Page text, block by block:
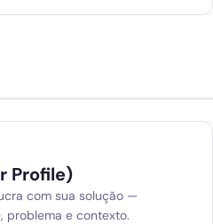
Profile)
com sua solução —
problema e contexto.